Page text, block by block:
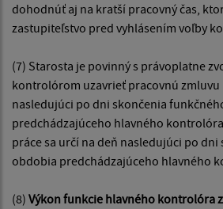
dohodnúť aj na kratší pracovný čas,
zastupiteľstvo pred vyhlásením voľby
(7) Starosta je povinný s právoplatne
kontrolórom uzavrieť pracovnú zmluvu
nasledujúci po dni skončenia
predchádzajúceho hlavného
práce sa určí na deň nasledujúci po
obdobia predchádzajúceho hlavného
(8) Výkon funkcie hlavného kontrolóra